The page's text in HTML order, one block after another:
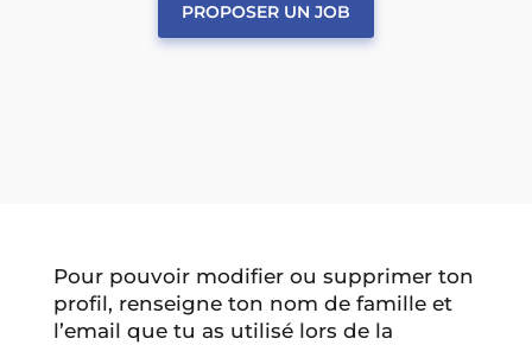
PROPOSER UN JOB
Pour pouvoir modifier ou supprimer ton
profil, renseigne ton nom de famille et
l’email que tu as utilisé lors de la